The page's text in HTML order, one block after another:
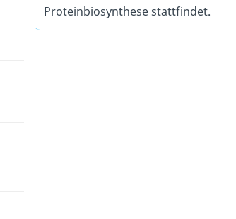
Proteinbiosynthese stattfindet.